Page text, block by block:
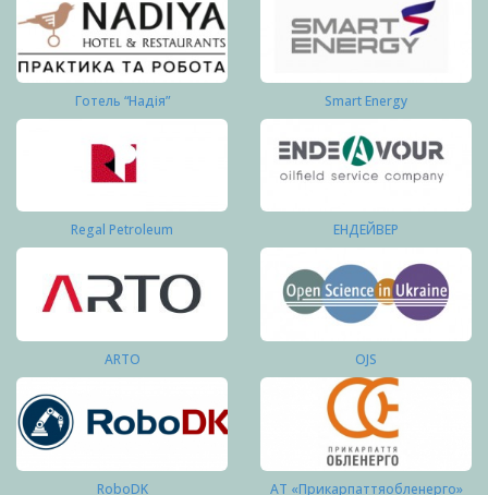
Готель “Надія” Smart Energy
Regal Petroleum ЕНДЕЙВЕР
ARTO OJS
RoboDK АТ «Прикарпаттяобленерго»